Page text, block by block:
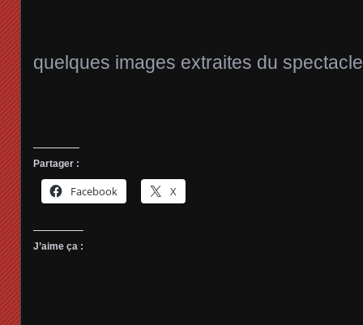
quelques images extraites du
Partager :
Facebook X
J’aime ça :